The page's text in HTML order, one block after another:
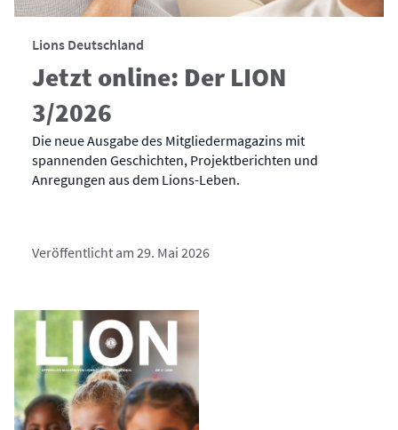
Lions Deutschland
Jetzt online: Der LION
3/2026
Die neue Ausgabe des Mitgliedermagazins mit
spannenden Geschichten, Projektberichten und
Anregungen aus dem Lions-Leben.
Veröffentlicht am 29. Mai 2026